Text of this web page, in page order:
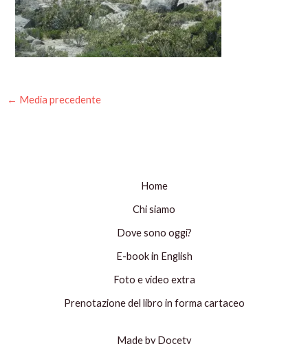
← Media precedente
Home
Chi siamo
Dove sono oggi?
E-book in English
Foto e video extra
Prenotazione del libro in forma cartaceo
Made by Docety